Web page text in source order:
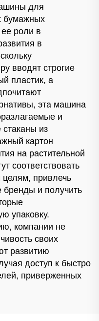
для
бумажных
ее роли в
в
вводят строгие
пластик, а
эта машина
и
из
картон
на растительной
соответствовать
целям, привлечь
бренды и получить
упаковку.
компании не
своих
развитию
доступ к быстро
приверженных